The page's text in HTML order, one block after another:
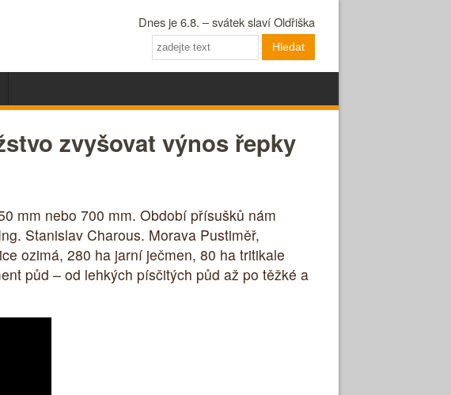
Dnes je 6.8. – svátek slaví Oldřiška
Hledat
zvyšovat výnos řepky
mm nebo 700 mm. Období přísušků nám
Stanislav Charous. Morava Pustiměř,
ozimá, 280 ha jarní ječmen, 80 ha tritikale
půd – od lehkých písčitých půd až po těžké a